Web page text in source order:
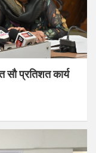
प्रतिशत कार्य